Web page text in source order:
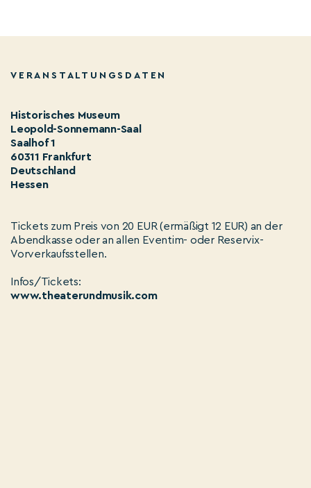
VERANSTALTUNGSDATEN
Historisches Museum
Leopold-Sonnemann-Saal
Saalhof 1
60311 Frankfurt
Deutschland
Hessen
Tickets zum Preis von 20 EUR (ermäßigt 12 EUR) an der
Abendkasse oder an allen Eventim- oder Reservix-
Vorverkaufsstellen.
Infos/Tickets:
www.theaterundmusik.com